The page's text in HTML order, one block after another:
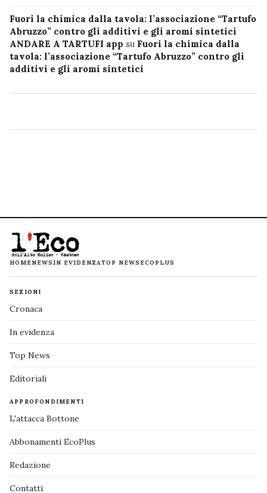
Fuori la chimica dalla tavola: l’associazione “Tartufo
Abruzzo” contro gli additivi e gli aromi sintetici
ANDARE A TARTUFI app su Fuori la chimica dalla
tavola: l’associazione “Tartufo Abruzzo” contro gli
additivi e gli aromi sintetici
HOMENEWS IN EVIDENZATOP NEWS ECOPLUS
SEZIONI
Cronaca
In evidenza
Top News
Editoriali
APPROFONDIMENTI
L'attacca Bottone
Abbonamenti EcoPlus
Redazione
Contatti